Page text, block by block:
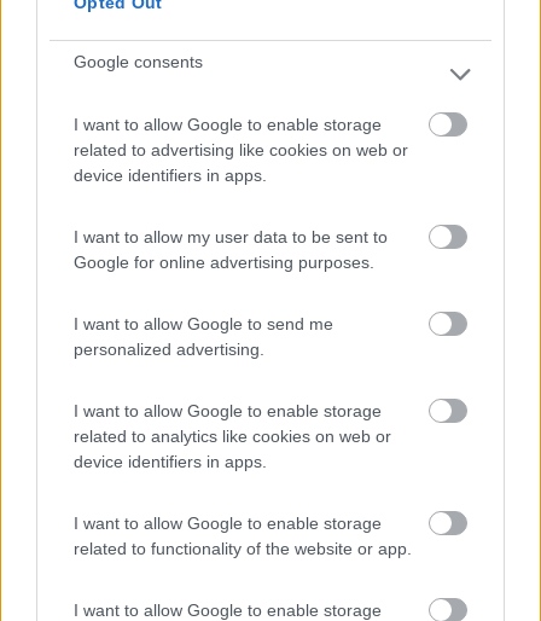
Google consents
I want to allow Google to enable storage
related to advertising like cookies on web or
device identifiers in apps.
I want to allow my user data to be sent to
Google for online advertising purposes.
I want to allow Google to send me
personalized advertising.
I want to allow Google to enable storage
related to analytics like cookies on web or
device identifiers in apps.
I want to allow Google to enable storage
related to functionality of the website or app.
I want to allow Google to enable storage
8.4 Alghero (SS)
Area di sosta
Camping Village Laguna Blu
Campeggio